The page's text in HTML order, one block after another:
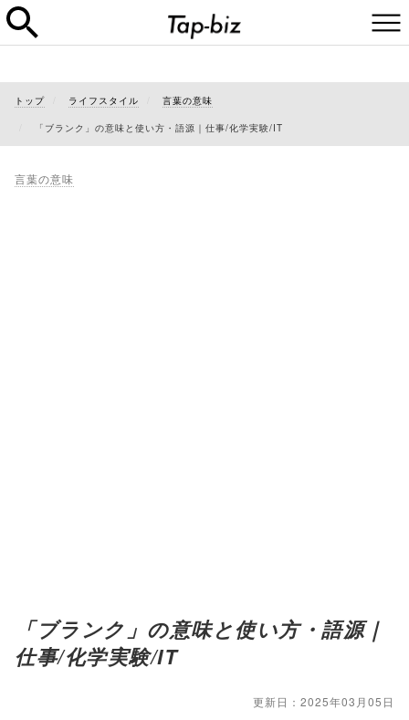
トップ ライフスタイル 言葉の意味
「ブランク」の意味と使い方・語源｜仕事/化学実験/IT
言葉の意味
「ブランク」の意味と使い方・語源｜
仕事/化学実験/IT
更新日：2025年03月05日